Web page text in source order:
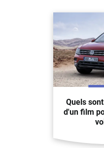
Quels
d'un film